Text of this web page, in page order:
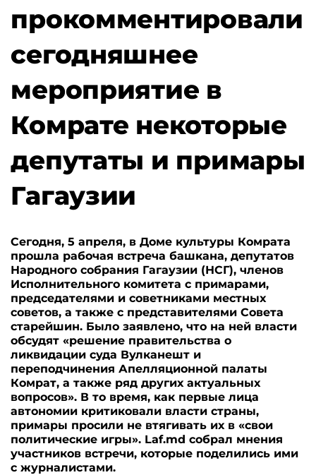
прокомментировали
сегодняшнее
мероприятие в
Комрате некоторые
депутаты и примары
Гагаузии
Сегодня, 5 апреля, в Доме культуры Комрата
прошла рабочая встреча башкана, депутатов
Народного собрания Гагаузии (НСГ), членов
Исполнительного комитета с примарами,
председателями и советниками местных
советов, а также с представителями Совета
старейшин. Было заявлено, что на ней власти
обсудят «решение правительства о
ликвидации суда Вулканешт и
переподчинения Апелляционной палаты
Комрат, а также ряд других актуальных
вопросов». В то время, как первые лица
автономии критиковали власти страны,
примары просили не втягивать их в «свои
политические игры». Laf.md собрал мнения
участников встречи, которые поделились ими
с журналистами.